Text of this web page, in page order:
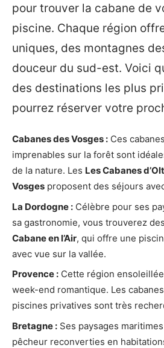
pour trouver la cabane de
piscine. Chaque région
uniques, des montagnes
douceur du sud-est. Voici
des destinations les plus
pourrez réserver votre
Cabanes des Vosges : Ces
imprenables sur la forêt sont
de la nature. Les Les Cabanes d’Olt
Vosges proposent des séjours
La Dordogne : Célèbre pour ses
sa gastronomie, vous trouverez
Cabane en l’Air, qui offre une
avec vue sur la vallée.
Provence : Cette région
week-end romantique. Les
piscines privatives sont très
Bretagne : Ses paysages
pêcheur reconverties en